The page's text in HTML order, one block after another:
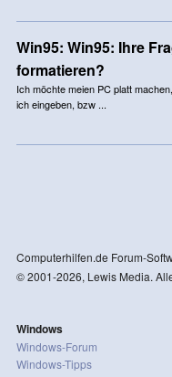
Win95: Win95: Ihre
formatieren?
Ich möchte meien PC platt
ich eingeben, bzw ...
Computerhilfen.de Forum-
© 2001-2026, Lewis Media.
Windows
Windows-Forum
Windows-Tipps